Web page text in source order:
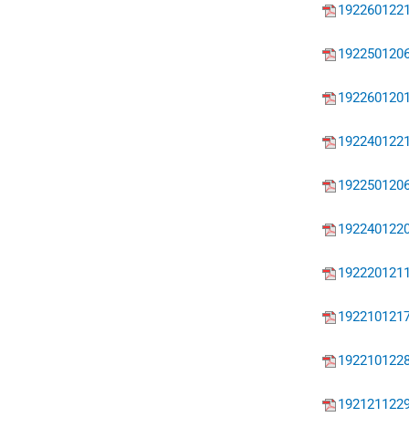
1922601221
1922601201
1922401221
1922201211